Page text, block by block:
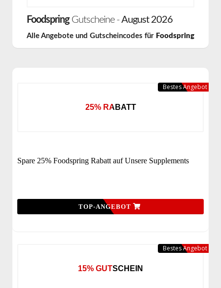
FoodspringGutscheine - August 2026
Alle Angebote und Gutscheincodes für Foodspring
25% RABATT
Spare 25% Foodspring Rabatt auf Unsere Supplements
TOP-ANGEBOT
Bestes Angebot
15% GUTSCHEIN
Bestes Angebot